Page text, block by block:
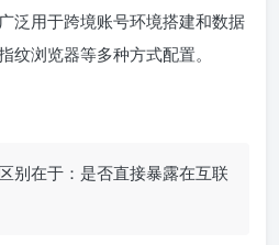
泛用于跨境账号环境搭建和数据
纹浏览器等多种方式配置。
别在于：是否直接暴露在互联